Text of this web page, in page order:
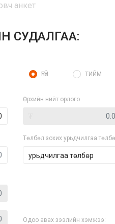
анкет
СУДАЛГАА:
ҮГҮЙ ТИЙМ
Өрхийн нийт орлого
Төлбөл зохих урьдчилгаа
Одоо авах зээлийн хэмжээ: